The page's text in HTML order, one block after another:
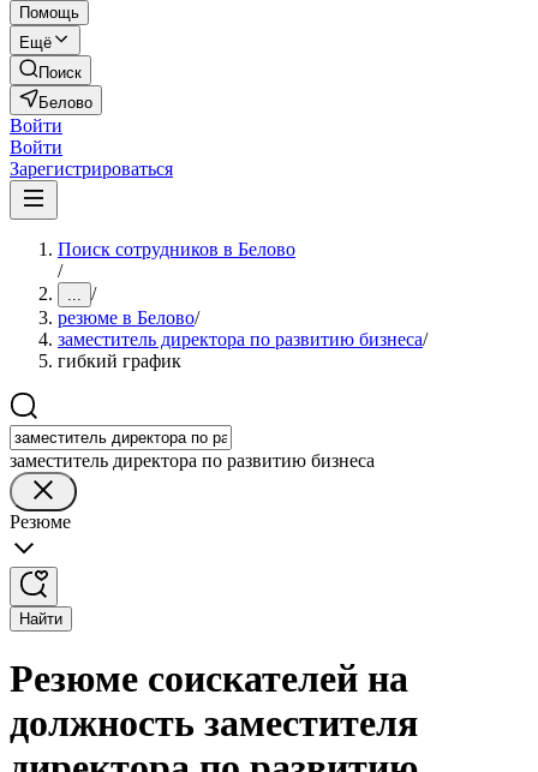
Помощь
Ещё
Поиск
Белово
Войти
Войти
Зарегистрироваться
Поиск сотрудников в Белово
/
... /
резюме в Белово/
заместитель директора по развитию бизнеса/
гибкий график
заместитель директора по развитию бизнеса
Резюме
Найти
Резюме соискателей на
должность заместителя